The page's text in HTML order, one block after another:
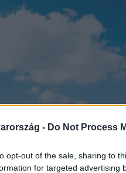
- Do Not Process
opt-out of the sale, sharing to
for targeted advertising